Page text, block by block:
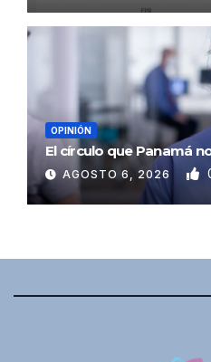
OPINIÓN
El círculo que Panamá
AGOSTO 6, 2026